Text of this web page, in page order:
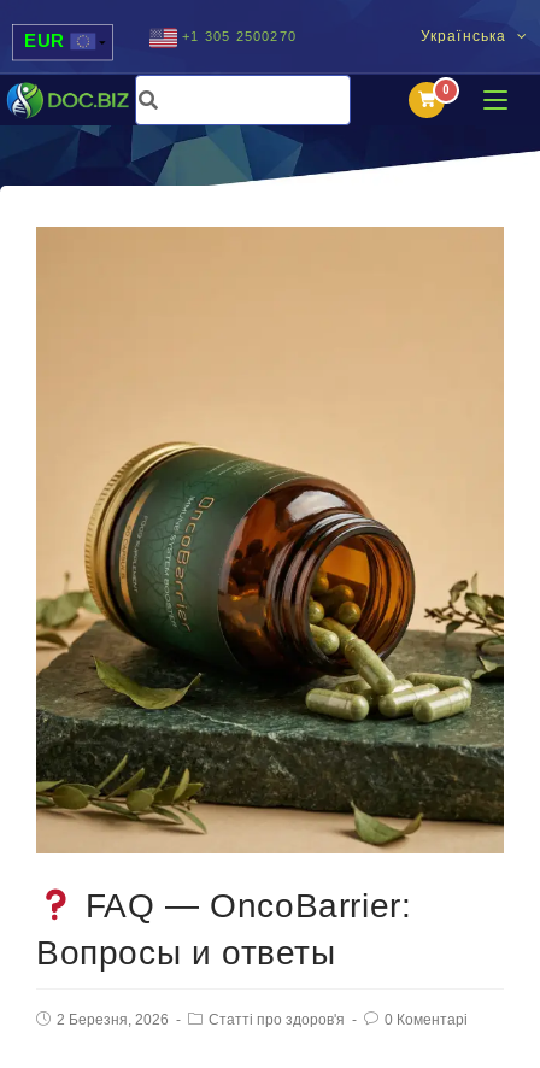
Українська
EUR
USD
UAH
+1 305 2500270
FAQ — OncoBarrier:
Вопросы и ответы
2 Березня, 2026 Статті про здоров'я 0 Коментарі